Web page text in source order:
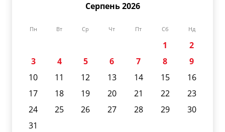
Серпень 2026
Пн Вт Ср Чт Пт Сб Нд
1
2
3
4 5 6 7 8
9
10
11 12 13 14 15
16
17
18 19 20 21 22
23
24
25 26 27 28 29
30
31